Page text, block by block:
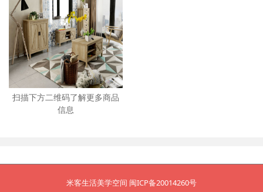
扫描下方二维码了解更多商品
信息
米客生活美学空间 闽ICP备20014260号